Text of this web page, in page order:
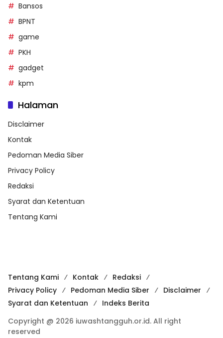
Bansos
BPNT
game
PKH
gadget
kpm
Halaman
Disclaimer
Kontak
Pedoman Media Siber
Privacy Policy
Redaksi
Syarat dan Ketentuan
Tentang Kami
Tentang Kami Kontak
Redaksi
Privacy Policy
Pedoman Media Siber
Disclaimer
Syarat dan Ketentuan
Indeks Berita
Copyright @ 2026 iuwashtangguh.or.id. All right
reserved